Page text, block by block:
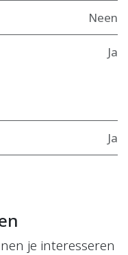
Neen
Ja
Ja
je interesseren